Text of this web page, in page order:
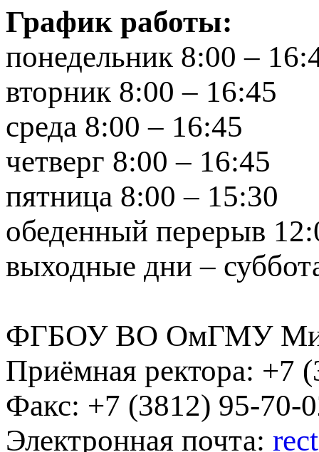
График работы:
понедельник 8:00 –
вторник 8:00 – 16:45
среда 8:00 – 16:45
четверг 8:00 – 16:45
пятница 8:00 – 15:30
обеденный перерыв
выходные дни –
ФГБОУ ВО ОмГМУ
Приёмная ректора: +7
Факс: +7 (3812) 95-70-
Электронная почта: